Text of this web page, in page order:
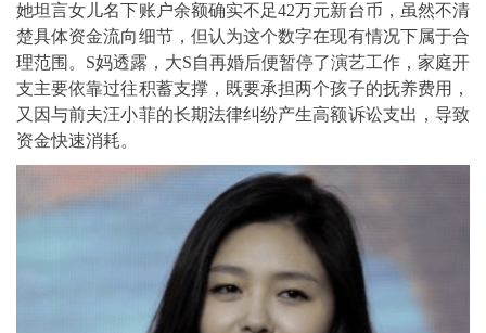
她坦言女儿名下账户余额确实不足42万元新台币，虽然不清
楚具体资金流向细节，但认为这个数字在现有情况下属于合
理范围。S妈透露，大S自再婚后便暂停了演艺工作，家庭开
支主要依靠过往积蓄支撑，既要承担两个孩子的抚养费用，
又因与前夫汪小菲的长期法律纠纷产生高额诉讼支出，导致
资金快速消耗。